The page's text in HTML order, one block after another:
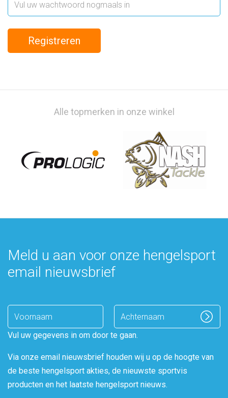
Alle topmerken in onze winkel
Meld u aan voor onze hengelsport
email nieuwsbrief
Enter
name
Vul uw gegevens in om door te gaan.
Via onze email nieuwsbrief houden wij u op de hoogte van
de beste hengelsport akties, de nieuwste sportvis
producten en het laatste hengelsport nieuws.